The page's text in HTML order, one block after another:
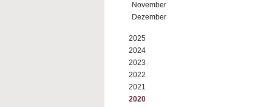
November
Dezember
2025
2024
2023
2022
2021
2020